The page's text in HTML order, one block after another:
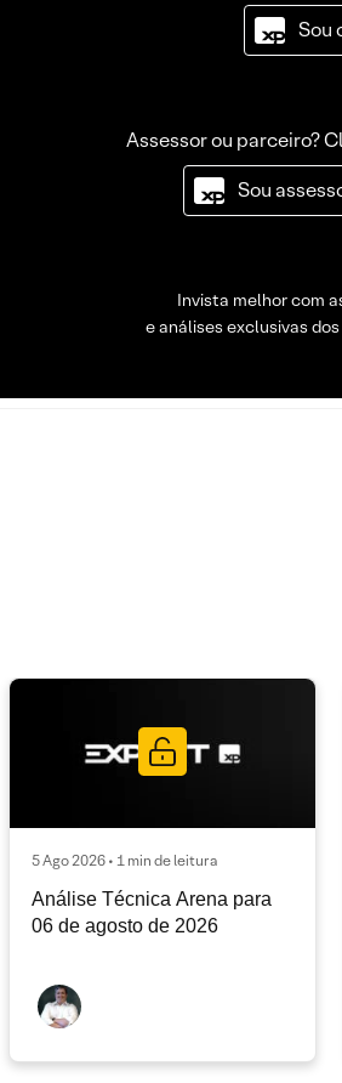
Sou
Assessor ou parceiro?
Sou
Invista melhor com
e análises exclusivas
5 Ago 2026 • 1 min de leitura
Análise Técnica Arena para
06 de agosto de 2026